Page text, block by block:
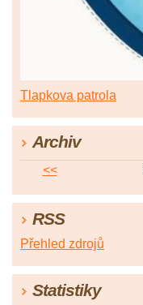
Tlapkova patrola
Archiv
<<
RSS
Přehled zdrojů
Statistiky